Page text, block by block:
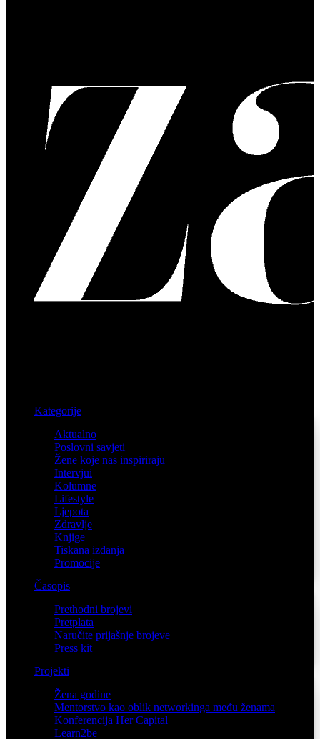
Kategorije
Aktualno
Poslovni savjeti
Žene koje nas inspiriraju
Intervjui
Kolumne
Lifestyle
Ljepota
Zdravlje
Knjige
Tiskana izdanja
Promocije
Časopis
Prethodni brojevi
Pretplata
Naručite prijašnje brojeve
Press kit
Projekti
Žena godine
Mentorstvo kao oblik networkinga među ženama
Konferencija Her Capital
Learn2be